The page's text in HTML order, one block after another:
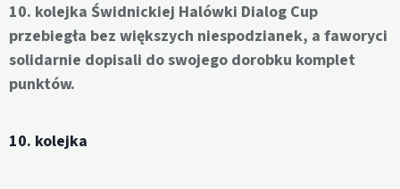
10. kolejka Świdnickiej Halówki Dialog Cup
przebiegła bez większych niespodzianek, a faworyci
solidarnie dopisali do swojego dorobku komplet
punktów.
10. kolejka